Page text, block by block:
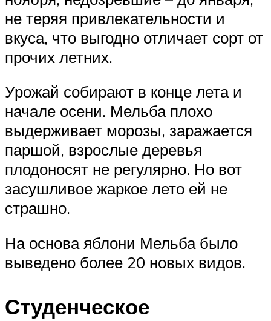
не теряя привлекательности и
вкуса, что выгодно отличает сорт от
прочих летних.
Урожай собирают в конце лета и
начале осени. Мельба плохо
выдерживает морозы, заражается
паршой, взрослые деревья
плодоносят не регулярно. Но вот
засушливое жаркое лето ей не
страшно.
На основа яблони Мельба было
выведено более 20 новых видов.
Студенческое